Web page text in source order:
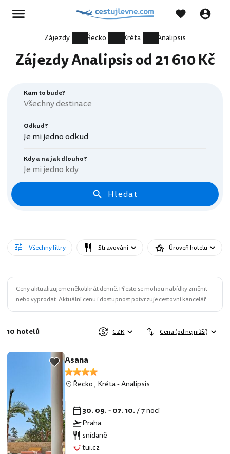
Zájezdy Řecko Kréta Analipsis
Zájezdy Analipsis od 21 610 Kč
Kam to bude?
Odkud?
Je mi jedno odkud
Kdy a na jak dlouho?
Je mi jedno kdy
Hledat
Všechny filtry Stravování Úroveň hotelu
Ceny aktualizujeme několikrát denně. Přesto se mohou nabídky změnit
nebo vyprodat. Aktuální cenu i dostupnost potvrzuje cestovní kancelář.
10 hotelů CZK Cena (od nejnižší)
Asana
Řecko, Kréta-Analipsis
30. 09. - 07. 10./ 7 nocí
Praha
snídaně
tui.cz